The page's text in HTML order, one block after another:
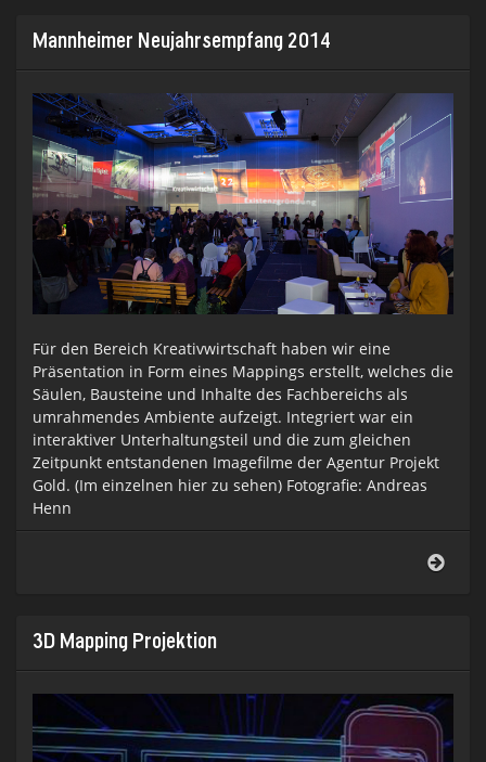
Mannheimer Neujahrsempfang 2014
Für den Bereich Kreativwirtschaft haben wir eine
Präsentation in Form eines Mappings erstellt, welches die
Säulen, Bausteine und Inhalte des Fachbereichs als
umrahmendes Ambiente aufzeigt. Integriert war ein
interaktiver Unterhaltungsteil und die zum gleichen
Zeitpunkt entstandenen Imagefilme der Agentur Projekt
Gold. (Im einzelnen hier zu sehen) Fotografie: Andreas
Henn
3D Mapping Projektion